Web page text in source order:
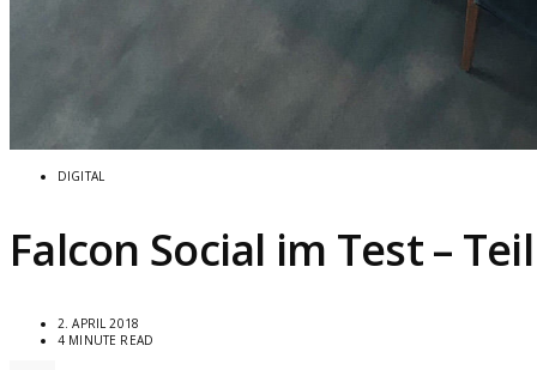
DIGITAL
Falcon Social im Test –
2. APRIL 2018
4 MINUTE READ